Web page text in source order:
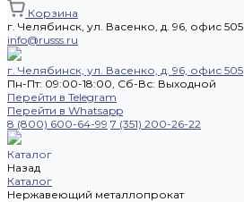
Корзина
г. Челябинск, ул. Васенко, д. 96, офис 505
info@russs.ru
г. Челябинск, ул. Васенко, д. 96, офис 505
Пн-Пт: 09:00-18:00, Cб-Вс: Выходной
Перейти в Telegram
Перейти в Whatsapp
8 (800) 600-64-99 7 (351) 200-26-22
Каталог
Назад
Каталог
Нержавеющий металлопрокат